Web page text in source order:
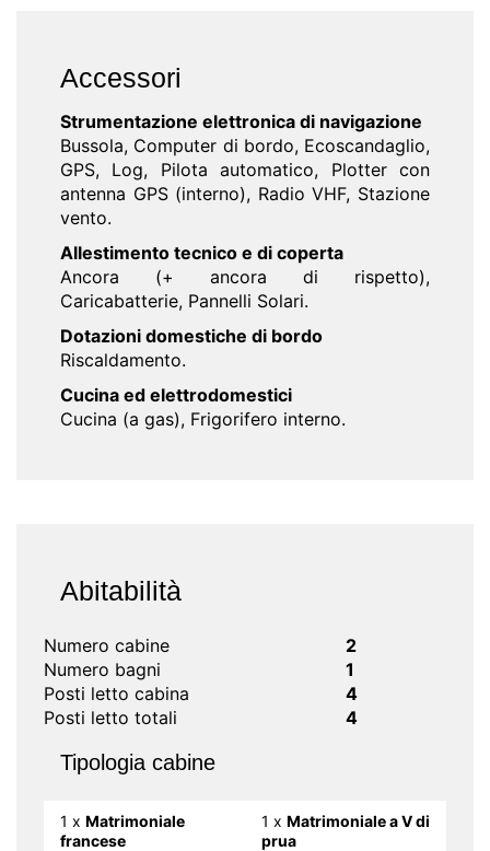
Accessori
Strumentazione elettronica di navigazione
Bussola, Computer di bordo, Ecoscandaglio,
GPS, Log, Pilota automatico, Plotter con
antenna GPS (interno), Radio VHF, Stazione
vento.
Allestimento tecnico e di coperta
Ancora (+ ancora di rispetto),
Caricabatterie, Pannelli Solari.
Dotazioni domestiche di bordo
Riscaldamento.
Cucina ed elettrodomestici
Cucina (a gas), Frigorifero interno.
Abitabilità
Numero cabine
2
Numero bagni
1
Posti letto cabina
4
Posti letto totali
4
Tipologia cabine
1 x Matrimoniale
francese
1 x Matrimoniale a V di
prua